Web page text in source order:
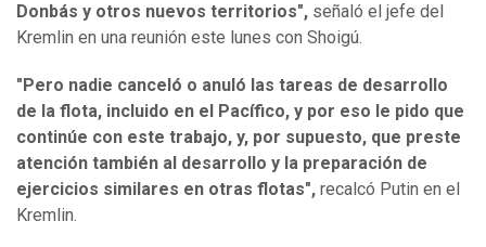
Donbás y otros nuevos territorios", señaló el jefe del
Kremlin en una reunión este lunes con Shoigú.
"Pero nadie canceló o anuló las tareas de desarrollo
de la flota, incluido en el Pacífico, y por eso le pido que
continúe con este trabajo, y, por supuesto, que preste
atención también al desarrollo y la preparación de
ejercicios similares en otras flotas", recalcó Putin en el
Kremlin.